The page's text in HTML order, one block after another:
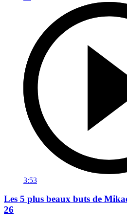
3:53
Les 5 plus beaux buts de
26